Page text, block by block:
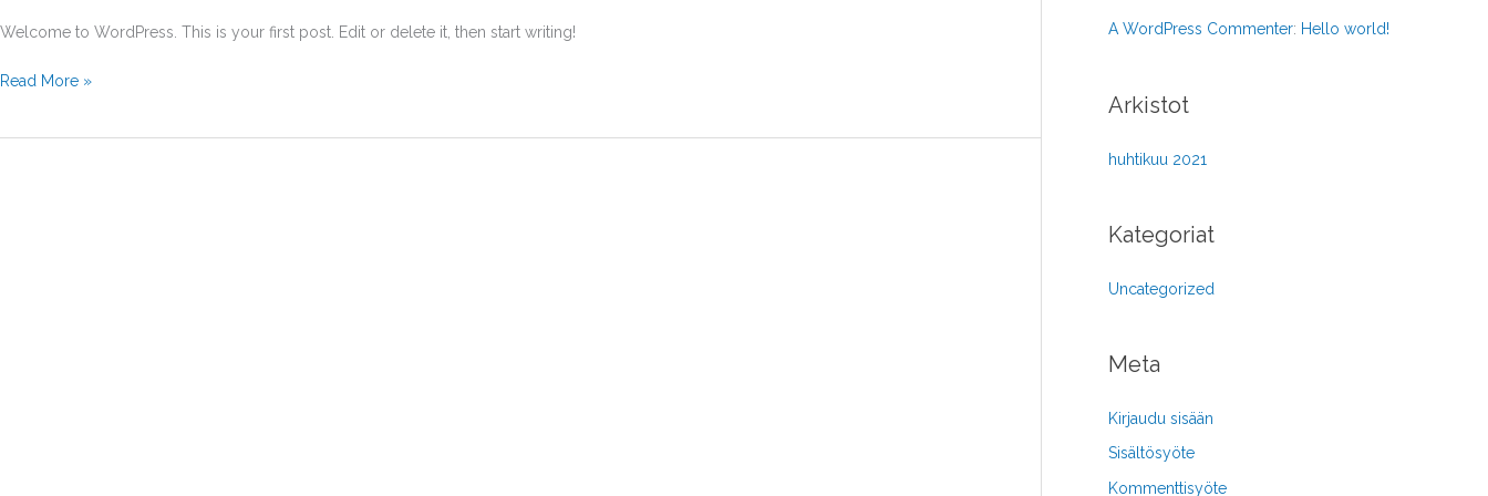
Welcome to WordPress. This is your first post. Edit or delete it, then start writing!
Read More »
A WordPress Commenter: Hello world!
Arkistot
huhtikuu 2021
Kategoriat
Uncategorized
Meta
Kirjaudu sisään
Sisältösyöte
Kommenttisyöte